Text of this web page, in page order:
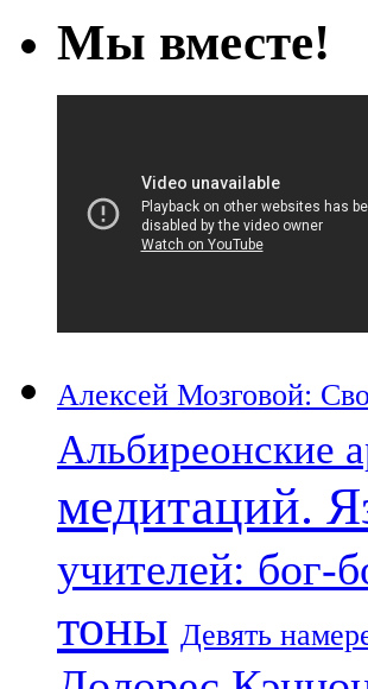
Мы вместе!
Алексей Мозговой:
Альбиреонские
медитаций.
учителей: бог-
тоны Девять